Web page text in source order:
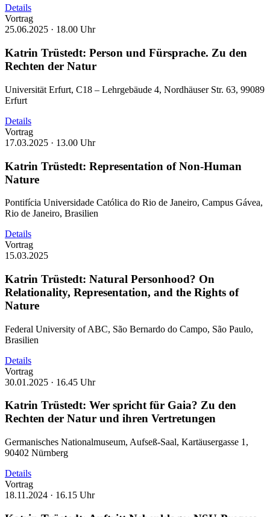
Details
Vortrag
25.06.2025 · 18.00 Uhr
Katrin Trüstedt: Person und Fürsprache. Zu den
Rechten der Natur
Universität Erfurt, C18 – Lehrgebäude 4, Nordhäuser Str. 63, 99089
Erfurt
Details
Vortrag
17.03.2025 · 13.00 Uhr
Katrin Trüstedt: Representation of Non-Human
Nature
Pontifícia Universidade Católica do Rio de Janeiro, Campus Gávea,
Rio de Janeiro, Brasilien
Details
Vortrag
15.03.2025
Katrin Trüstedt: Natural Personhood? On
Relationality, Representation, and the Rights of
Nature
Federal University of ABC, São Bernardo do Campo, São Paulo,
Brasilien
Details
Vortrag
30.01.2025 · 16.45 Uhr
Katrin Trüstedt: Wer spricht für Gaia? Zu den
Rechten der Natur und ihren Vertretungen
Germanisches Nationalmuseum, Aufseß-Saal, Kartäusergasse 1,
90402 Nürnberg
Details
Vortrag
18.11.2024 · 16.15 Uhr